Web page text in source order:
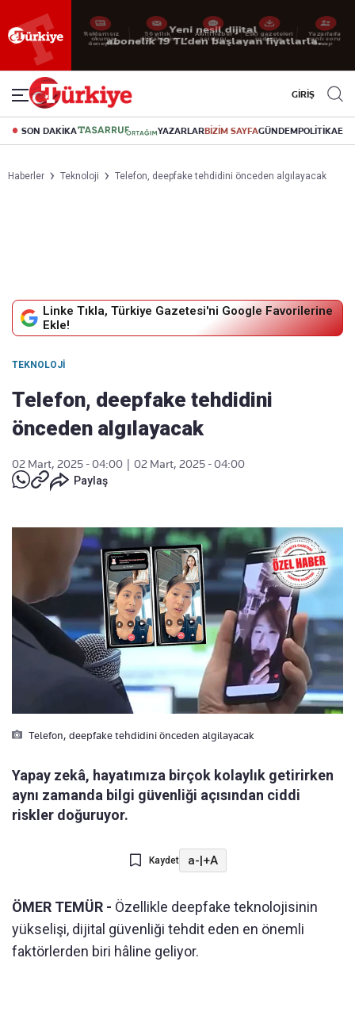
Yeni nesil dijital
abonelik 19 TL’den başlayan fiyatlarla.
GİRİŞ
SON DAKİKA YAZARLARBİZİM SAYFAGÜNDEMPOLİTİKA
Haberler Teknoloji Telefon, deepfake tehdidini önceden algılayacak
Linke Tıkla, Türkiye Gazetesi'ni Google Favorilerine
Ekle!
TEKNOLOJI
Telefon, deepfake tehdidini
önceden algılayacak
02 Mart, 2025 - 04:00
02 Mart, 2025 - 04:00
Paylaş
Telefon, deepfake tehdidini önceden algilayacak
Yapay zekâ, hayatımıza birçok kolaylık getirirken
aynı zamanda bilgi güvenliği açısından ciddi
riskler doğuruyor.
Kaydet a-|+A
ÖMER TEMÜR - Özellikle deepfake teknolojisinin
yükselişi, dijital güvenliği tehdit eden en önemli
faktörlerden biri hâline geliyor.